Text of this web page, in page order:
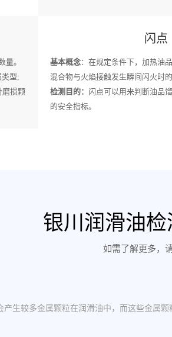
量。
类型;
磨损颗
闪点
基本概念：在规定条件下，加热油
混合物与火焰接触发生瞬间闪火时
检测目的： 闪点可以用来判断油品
的安全指标。
银川润滑油
如需了解更多，
生较多金属颗粒在润滑油中，而这些金属颗